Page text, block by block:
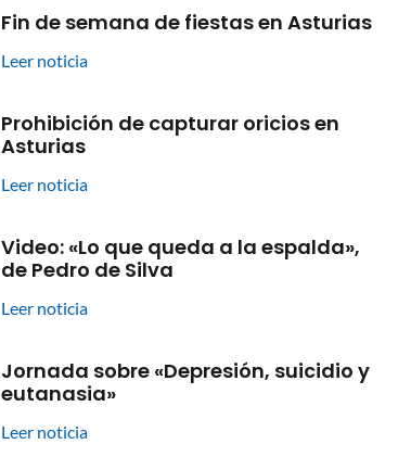
Fin de semana de fiestas en Asturias
Leer noticia
Prohibición de capturar oricios en
Asturias
Leer noticia
Video: «Lo que queda a la espalda»,
de Pedro de Silva
Leer noticia
Jornada sobre «Depresión, suicidio y
eutanasia»
Leer noticia